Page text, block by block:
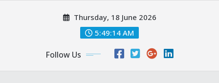
Thursday, 18 June 2026
5:49:14 AM
Follow Us